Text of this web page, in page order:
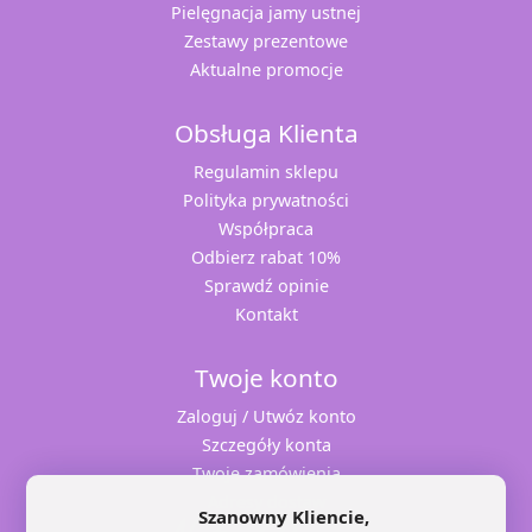
Pielęgnacja jamy ustnej
Zestawy prezentowe
Aktualne promocje
Obsługa Klienta
Regulamin sklepu
Polityka prywatności
Współpraca
Odbierz rabat 10%
Sprawdź opinie
Kontakt
Twoje konto
Zaloguj / Utwóz konto
Szczegóły konta
Twoje zamówienia
Szanowny Kliencie,